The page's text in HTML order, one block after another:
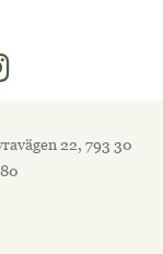
22, 793 30